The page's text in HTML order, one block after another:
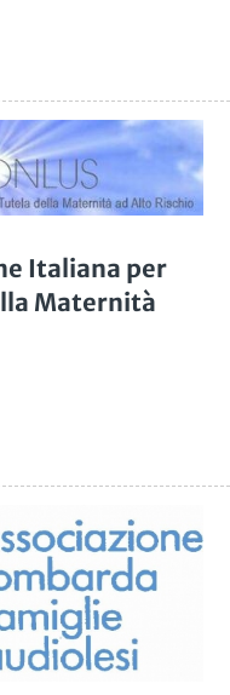
Italiana per
Maternità